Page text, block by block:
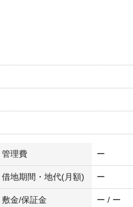
管理費 ー
借地期間・地代(月額) ー
敷金/保証金 ー / ー